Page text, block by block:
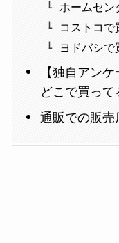
ホームセン
コストコで
ヨドバシで
【独自アン
どこで買って
通販での販売